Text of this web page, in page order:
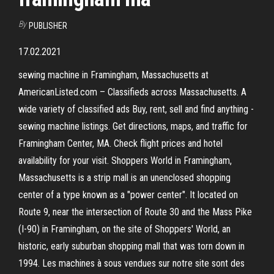
By PUBLISHER
17.02.2021
sewing machine in Framingham, Massachusetts at
AmericanListed.com – Classifieds across Massachusetts. A
wide variety of classified ads Buy, rent, sell and find anything -
sewing machine listings. Get directions, maps, and traffic for
Framingham Center, MA. Check flight prices and hotel
availability for your visit. Shoppers World in Framingham,
Massachusetts is a strip mall is an unenclosed shopping
center of a type known as a "power center". It located on
Route 9, near the intersection of Route 30 and the Mass Pike
(I-90) in Framingham, on the site of Shoppers' World, an
historic, early suburban shopping mall that was torn down in
1994. Les machines à sous vendues sur notre site sont des